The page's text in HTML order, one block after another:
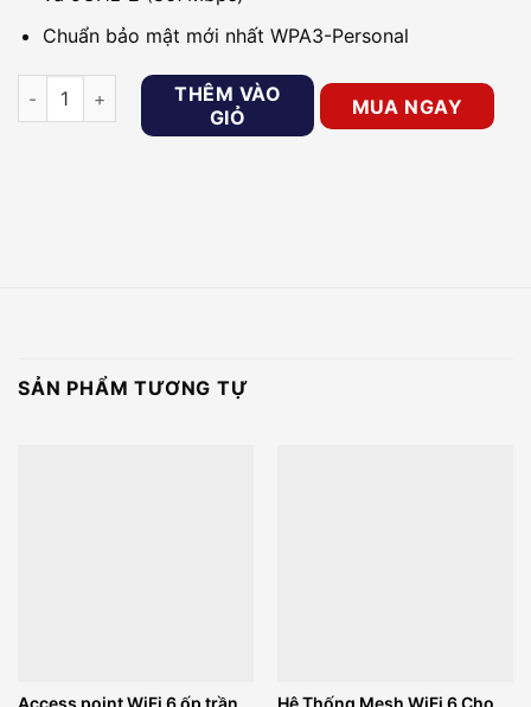
Chuẩn bảo mật mới nhất WPA3-Personal
Bộ phát WiFi Draytek VigorAP 1000C (Ốp trần) số lượng
THÊM VÀO
GIỎ
MUA NGAY
SẢN PHẨM TƯƠNG TỰ
Access point WiFi 6 ốp trần
Hệ Thống Mesh WiFi 6 Cho